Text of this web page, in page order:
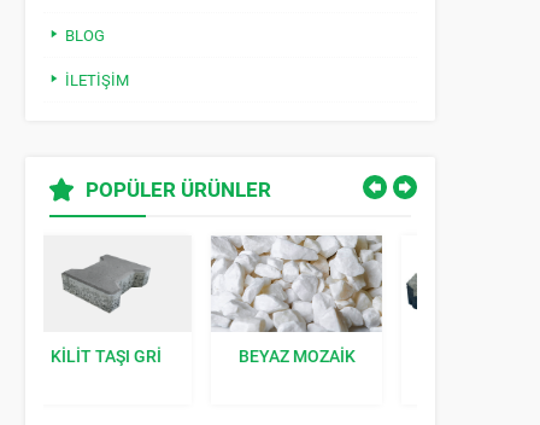
BLOG
İLETIŞIM
POPÜLER ÜRÜNLER
BEYAZ MOZAIK
ÇIM TAŞI GRI